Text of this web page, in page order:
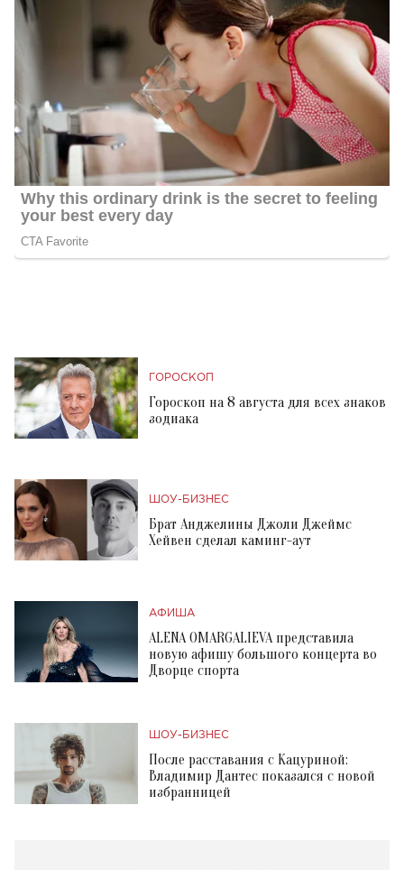
ГОРОСКОП
Гороскоп на 8 августа для всех знаков
зодиака
ШОУ-БИЗНЕС
Брат Анджелины Джоли Джеймс
Хейвен сделал каминг-аут
АФИША
ALENA OMARGALIEVA представила
новую афишу большого концерта во
Дворце спорта
ШОУ-БИЗНЕС
После расставания с Кацуриной:
Владимир Дантес показался с новой
избранницей